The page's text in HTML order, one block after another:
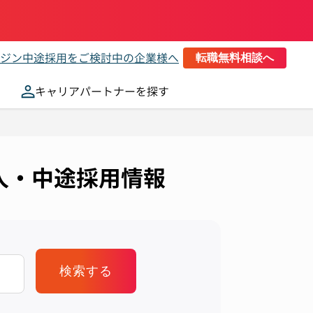
ン中途採用をご検討中の企業様へ 転職無料相談へ
キャリアパートナーを探す
中途採用情報
検索する